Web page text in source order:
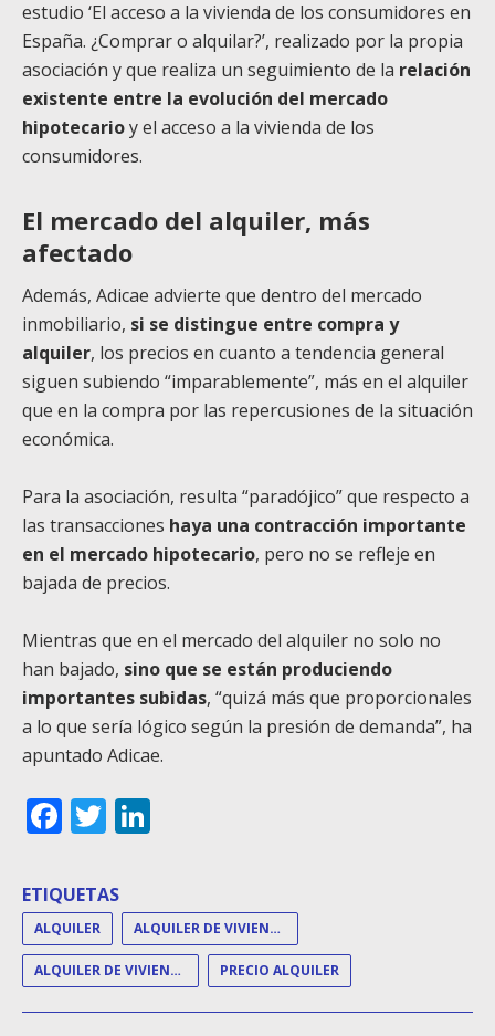
estudio ‘El acceso a la vivienda de los consumidores en
España. ¿Comprar o alquilar?’, realizado por la propia
asociación y que realiza un seguimiento de la relación
existente entre la evolución del mercado
hipotecarioy el acceso a la vivienda de los
consumidores.
El mercado del alquiler, más
afectado
Además, Adicae advierte que dentro del mercado
inmobiliario, si se distingue entre compra y
alquiler, los precios en cuanto a tendencia general
siguen subiendo “imparablemente”, más en el alquiler
que en la compra por las repercusiones de la situación
económica.
Para la asociación, resulta “paradójico” que respecto a
las transacciones haya una contracción importante
en el mercado hipotecario, pero no se refleje en
bajada de precios.
Mientras que en el mercado del alquiler no solo no
han bajado, sino que se están produciendo
importantes subidas, “quizá más que proporcionales
a lo que sería lógico según la presión de demanda”, ha
apuntado Adicae.
Facebook
Twitter
ETIQUETAS
ALQUILER ALQUILER DE VIVIENDA
ALQUILER DE VIVIENDAS PRECIO ALQUILER